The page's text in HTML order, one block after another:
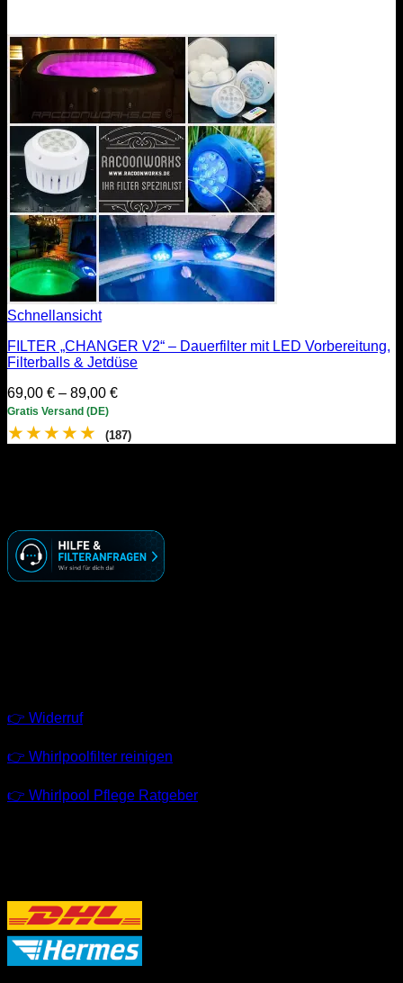
Schnellansicht
FILTER „CHANGER V2“ – Dauerfilter mit LED Vorbereitung,
Filterballs & Jetdüse
69,00 € – 89,00 €Preisspanne:
89,00 €
Gratis Versand (DE)
★★★★★ (187)
👉 Widerruf
👉 Whirlpoolfilter reinigen
👉 Whirlpool Pflege Ratgeber